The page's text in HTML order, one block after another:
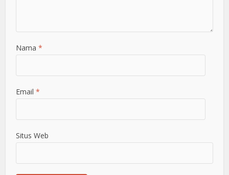
Nama*
Email*
Situs Web